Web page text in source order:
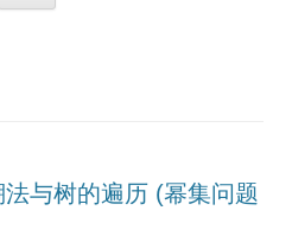
与树的遍历 (幂集问题